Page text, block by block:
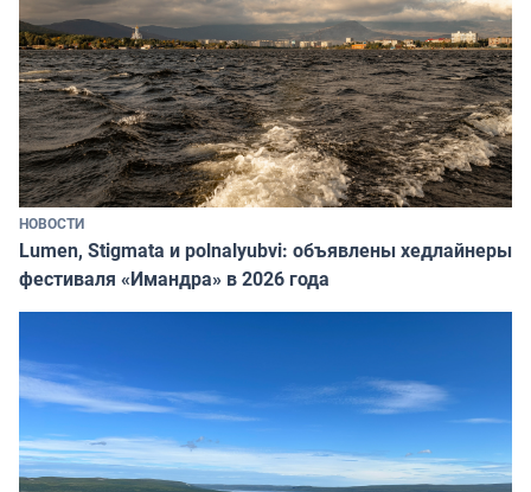
НОВОСТИ
Lumen, Stigmata и polnalyubvi: объявлены хедлайнеры
фестиваля «Имандра» в 2026 года